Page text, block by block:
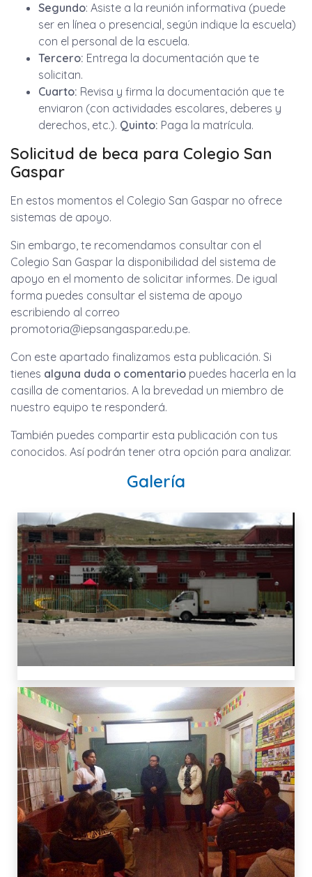
Segundo: Asiste a la reunión informativa (puede
ser en línea o presencial, según indique la escuela)
con el personal de la escuela.
Tercero: Entrega la documentación que te
solicitan.
Cuarto: Revisa y firma la documentación que te
enviaron (con actividades escolares, deberes y
derechos, etc.). Quinto: Paga la matrícula.
Solicitud de beca para Colegio San
Gaspar
En estos momentos el Colegio San Gaspar no ofrece
sistemas de apoyo.
Sin embargo, te recomendamos consultar con el
Colegio San Gaspar la disponibilidad del sistema de
apoyo en el momento de solicitar informes. De igual
forma puedes consultar el sistema de apoyo
escribiendo al correo
promotoria@iepsangaspar.edu.pe.
Con este apartado finalizamos esta publicación. Si
tienes alguna duda o comentario puedes hacerla en la
casilla de comentarios. A la brevedad un miembro de
nuestro equipo te responderá.
También puedes compartir esta publicación con tus
conocidos. Así podrán tener otra opción para analizar.
Galería